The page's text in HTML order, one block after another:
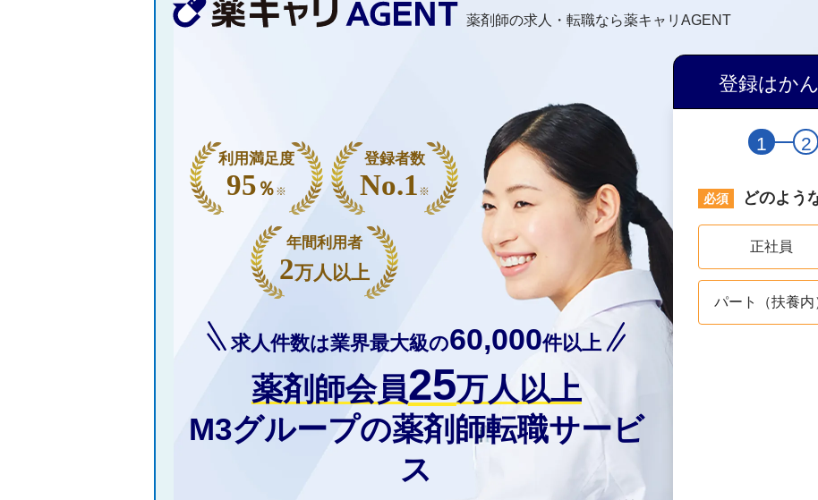
薬剤師の求人・転職なら薬キャリAGENT
求人件数は業界最大級の60,000件以上
薬剤師会員25万人以上
M3グループの薬剤師転職サービ
ス
利用満足度
95 ％ ※
登録者数
No.1 ※
年間利用者
2万人以上
登録はか
1 2
どのよう
正社員
パート（扶養内